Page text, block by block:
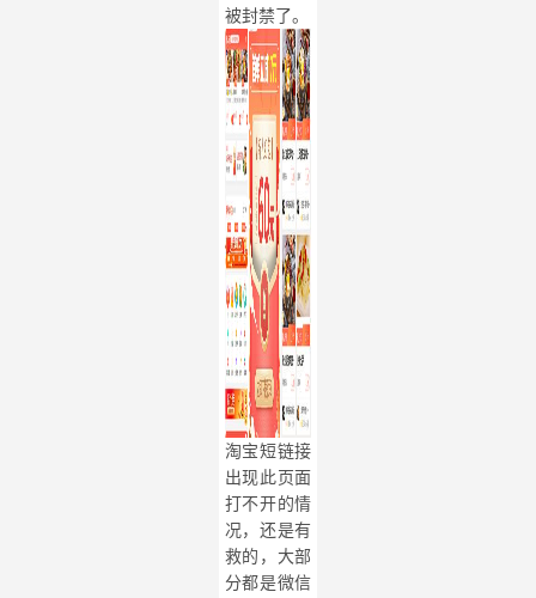
被封禁了。
淘宝短链接
出现此页面
打不开的情
况，还是有
救的，大部
分都是微信